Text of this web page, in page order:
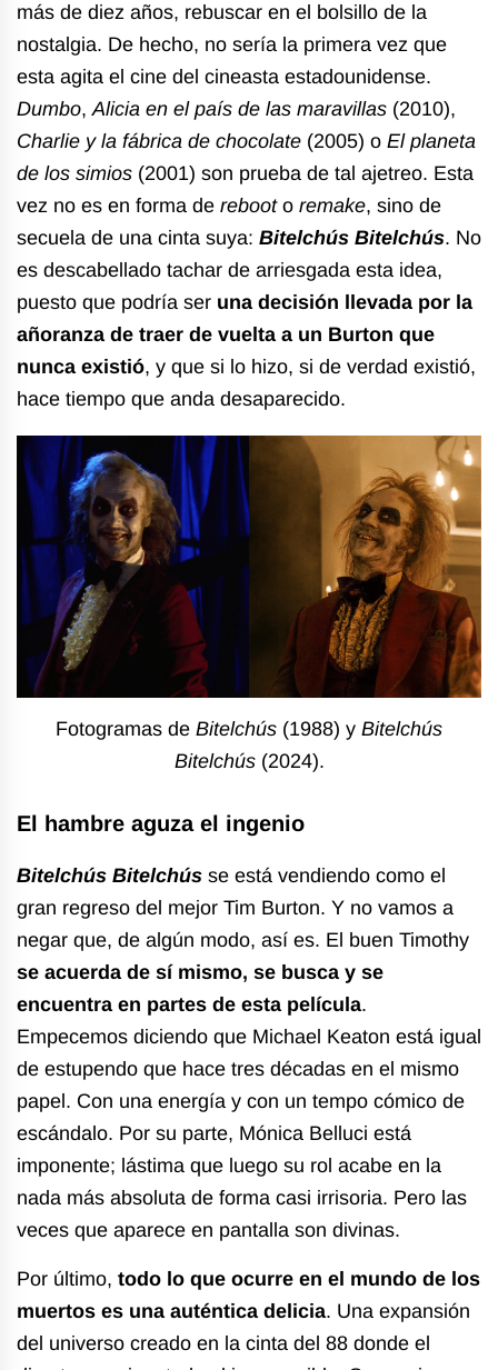
más de diez años, rebuscar en el bolsillo de la
nostalgia. De hecho, no sería la primera vez que
esta agita el cine del cineasta estadounidense.
Dumbo,Alicia en el país de las maravillas (2010),
Charlie y la fábrica de chocolate (2005) o El planeta
de los simios (2001) son prueba de tal ajetreo. Esta
vez no es en forma de rebooto remake, sino de
secuela de una cinta suya: Bitelchús Bitelchús. No
es descabellado tachar de arriesgada esta idea,
puesto que podría ser una decisión llevada por la
añoranza de traer de vuelta a un Burton que
nunca existió, y que si lo hizo, si de verdad existió,
hace tiempo que anda desaparecido.
Fotogramas de Bitelchús (1988) y Bitelchús
Bitelchús(2024).
El hambre aguza el ingenio
Bitelchús Bitelchús se está vendiendo como el
gran regreso del mejor Tim Burton. Y no vamos a
negar que, de algún modo, así es. El buen Timothy
se acuerda de sí mismo, se busca y se
encuentra en partes de esta película.
Empecemos diciendo que Michael Keaton está igual
de estupendo que hace tres décadas en el mismo
papel. Con una energía y con un tempo cómico de
escándalo. Por su parte, Mónica Belluci está
imponente; lástima que luego su rol acabe en la
nada más absoluta de forma casi irrisoria. Pero las
veces que aparece en pantalla son divinas.
Por último, todo lo que ocurre en el mundo de los
muertos es una auténtica delicia. Una expansión
del universo creado en la cinta del 88 donde el